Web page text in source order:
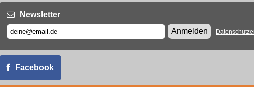
Newsletter
Anmelden
Facebook